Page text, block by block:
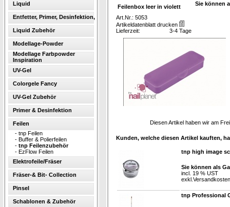
Liquid
Entfetter, Primer, Desinfektion,
Liquid Zubehör
Modellage-Powder
Modellage Farbpowder
Inspiration
UV-Gel
Colorgele Fancy
UV-Gel Zubehör
Primer & Desinfektion
Feilen
- tnp Feilen
- Buffer & Polierfeilen
- tnp Feilenzubehör
- EzFlow Feilen
Elektrofeile/Fräser
Fräser-& Bit- Collection
Pinsel
Schablonen & Zubehör
Feilenbox leer in violett Sie können
Art.Nr.: 5053
Artikeldatenblatt drucken
Lieferzeit:
3-4 Tage
Diesen Artikel haben wir am
Kunden, welche diesen Artikel kauften,
tnp high image
Sie können als
incl. 19 % UST
exkl. Versandkosten
tnp Professional